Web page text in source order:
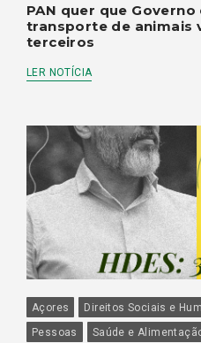
PAN quer que
transporte de animais
terceiros
LER NOTÍCIA
Açores Direitos Sociais e
Pessoas
Saúde e